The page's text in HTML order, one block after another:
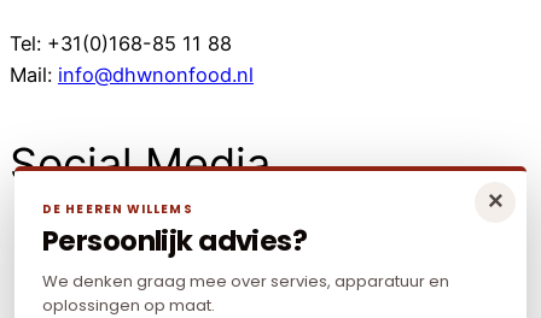
Tel: +31(0)168-85 11 88
Mail: info@dhwnonfood.nl
Social Media
×
DE HEEREN WILLEMS
Persoonlijk advies?
We denken graag mee over servies, apparatuur en
oplossingen op maat.